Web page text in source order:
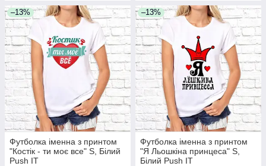
–13%
Футболка іменна з принтом
"Костік - ти моє все" S, Білий
Push IT
–13%
Футболка іменна з принтом
"Я Льошкіна принцеса" S,
Білий Push IT